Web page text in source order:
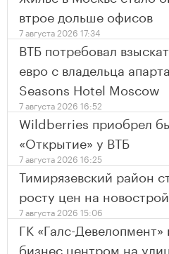
втрое дольше офисов
7 августа 2026 17:34
ВТБ потребовал
евро с владельца
Seasons Hotel Moscow
7 августа 2026 16:52
Wildberries приобрел
«Открытие» у ВТБ
7 августа 2026 16:25
Тимирязевский район
росту цен на
7 августа 2026 15:06
ГК «Галс-
бизнес центром на